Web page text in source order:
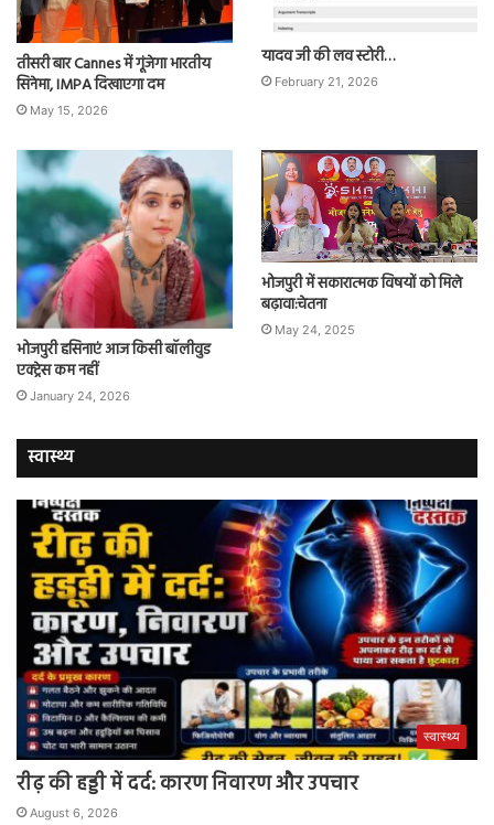
तीसरी बार Cannes में गूंजेगा भारतीय
सिनेमा, IMPA दिखाएगा दम
May 15, 2026
यादव जी की लव स्टोरी…
February 21, 2026
भोजपुरी हसिनाएं आज किसी बॉलीवुड
एक्ट्रेस कम नहीं
January 24, 2026
भोजपुरी में सकारात्मक विषयों को मिले
बढ़ावा:चेतना
May 24, 2025
स्वास्थ्य
स्वास्थ्य
रीढ़ की हड्डी में दर्द: कारण निवारण और उपचार
August 6, 2026